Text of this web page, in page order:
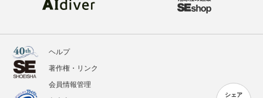
シェア
ヘルプ
著作権・リンク
会員情報管理